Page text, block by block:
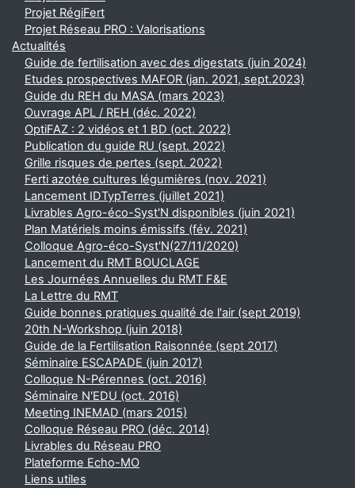
Projet RégiFert
Projet Réseau PRO : Valorisations
Actualités
Guide de fertilisation avec des digestats (juin 2024)
Etudes prospectives MAFOR (jan. 2021, sept.2023)
Guide du REH du MASA (mars 2023)
Ouvrage APL / REH (déc. 2022)
OptiFAZ : 2 vidéos et 1 BD (oct. 2022)
Publication du guide RU (sept. 2022)
Grille risques de pertes (sept. 2022)
Ferti azotée cultures légumières (nov. 2021)
Lancement IDTypTerres (juillet 2021)
Livrables Agro-éco-Syst'N disponibles (juin 2021)
Plan Matériels moins émissifs (fév. 2021)
Colloque Agro-éco-Syst'N(27/11/2020)
Lancement du RMT BOUCLAGE
Les Journées Annuelles du RMT F&E
La Lettre du RMT
Guide bonnes pratiques qualité de l'air (sept 2019)
20th N-Workshop (juin 2018)
Guide de la Fertilisation Raisonnée (sept 2017)
Séminaire ESCAPADE (juin 2017)
Colloque N-Pérennes (oct. 2016)
Séminaire N'EDU (oct. 2016)
Meeting INEMAD (mars 2015)
Colloque Réseau PRO (déc. 2014)
Livrables du Réseau PRO
Plateforme Echo-MO
Liens utiles